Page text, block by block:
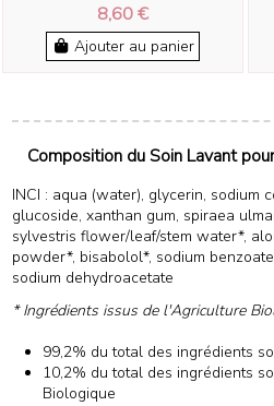
8,60 €
Ajouter au panier
Composition du Soin Lavant
INCI : aqua (water), glycerin, sodium
glucoside, xanthan gum, spiraea
sylvestris flower/leaf/stem water*,
powder*, bisabolol*, sodium
sodium dehydroacetate
* Ingrédients issus de l'Agriculture
99,2% du total des ingrédients
10,2% du total des ingrédients
Biologique